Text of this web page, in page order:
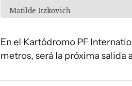
Matilde Itzkovich
En el Kartódromo PF
metros, será la próxima salida